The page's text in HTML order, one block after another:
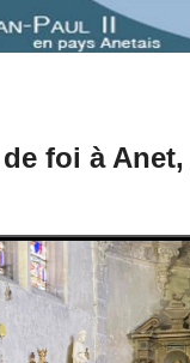
foi à